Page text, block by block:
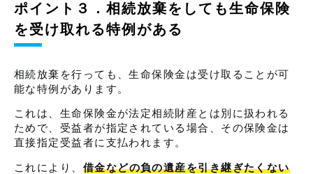
ポイント３．相続放棄をしても生命保険
を受け取れる特例がある
相続放棄を行っても、生命保険金は受け取ることが可
能な特例があります。
これは、生命保険金が法定相続財産とは別に扱われる
ためで、受益者が指定されている場合、その保険金は
直接指定受益者に支払われます。
これにより、 借金などの負の遺産を引き継ぎたくない